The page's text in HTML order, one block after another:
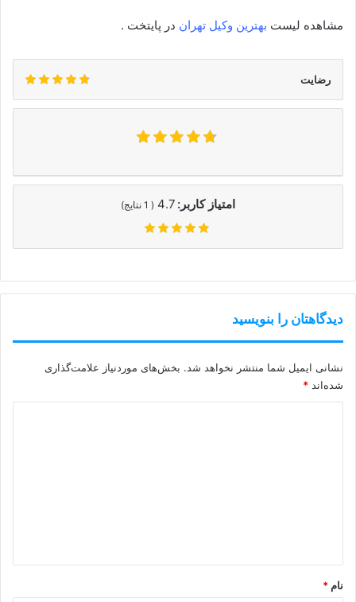
مشاهده لیست بهترین وکیل تهران در پایتخت .
رضایت
امتیاز کاربر:4.7
(
1 نتایج)
دیدگاهتان را بنویسید
نشانی ایمیل شما منتشر نخواهد شد. بخش‌های موردنیاز علامت‌گذاری
شده‌اند *
نام *